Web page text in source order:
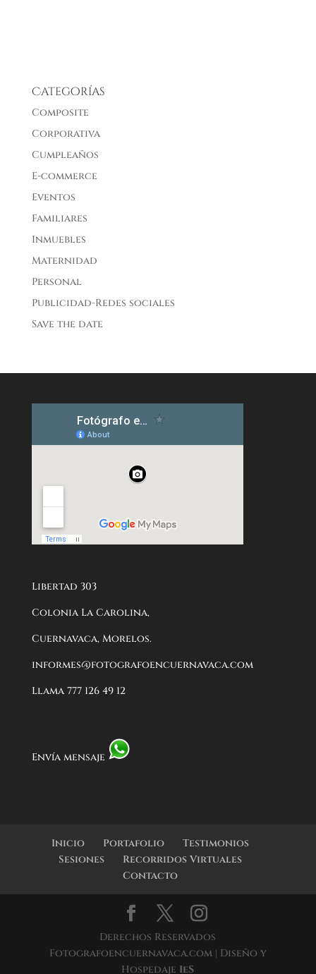
Categorías
Composite
Corporativa
Cumpleaños
E-commerce
Eventos
Familiares
Inmuebles
Maternidad
Personal
Publicidad-Redes sociales
Save the date
Libertad 303
Colonia La Carolina,
Cuernavaca, Morelos.
informes@fotografoencuernavaca.com
Llama 777 126 49 12
Envía mensaje
Inicio Portafolio
Testimonios
Sesiones
Recorridos Virtuales
Contacto
Derechos Reservados
Fotografoencuernavaca.com | Diseño y
Hospedaje IeS